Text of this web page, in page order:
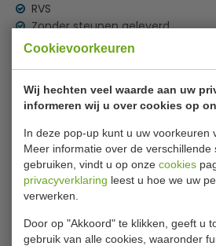
Cookievoorkeuren
Wij hechten veel waarde aan uw
informeren wij u over cookies op
In deze pop-up kunt u uw voorkeuren
Meer informatie over de verschillende
gebruiken, vindt u op onze cookies
privacyverklaring leest u hoe we uw
verwerken.
Door op "Akkoord" te klikken, geeft u
gebruik van alle cookies, waaronder
RVS
Zonder steunen geleverd
Geschikt voor pannen, potten ect
Specificaties
Afm B x D x H
240 x 30
Materiaal
Is dit iets voor jou?